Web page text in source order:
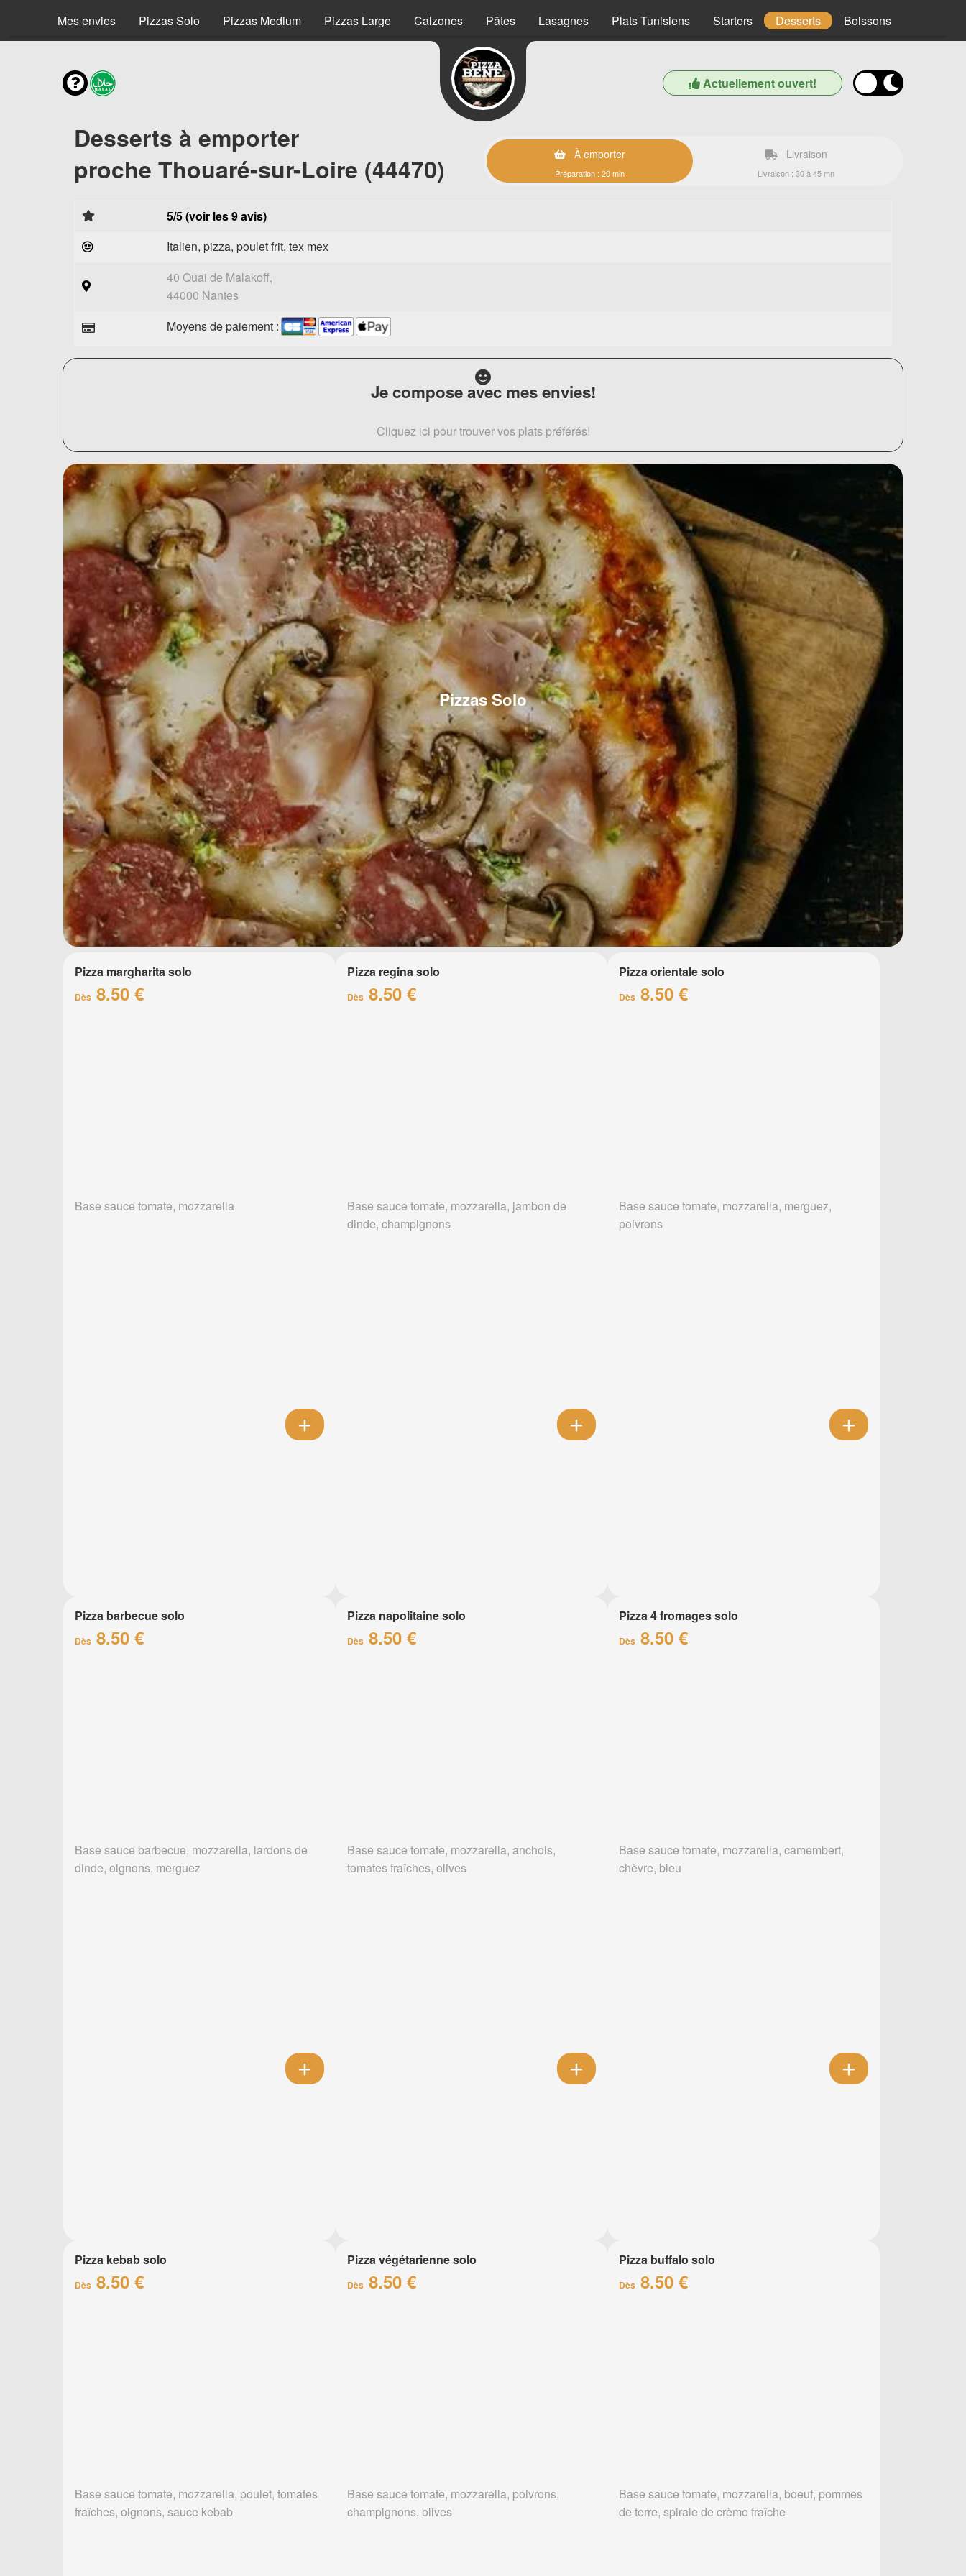
Mes envies Pizzas Solo Pizzas Medium Pizzas Large Calzones Pâtes Lasagnes Plats Tunisiens Starters Desserts Boissons
Actuellement ouvert!
Desserts à emporter
proche Thouaré-sur-Loire (44470)
À emporter
Préparation : 20 min
Livraison
Livraison : 30 à 45 mn
5/5 (voir les 9 avis)
Italien, pizza, poulet frit, tex mex
40 Quai de Malakoff,
44000 Nantes
Moyens de paiement :
Je compose avec mes envies!
Cliquez ici pour trouver vos plats préférés!
Pizzas Solo
Pizza margharita solo
Dès 8.50 €
Base sauce tomate, mozzarella
Pizza regina solo
Dès 8.50 €
Base sauce tomate, mozzarella, jambon de
dinde, champignons
Pizza orientale solo
Dès 8.50 €
Base sauce tomate, mozzarella, merguez,
poivrons
Pizza barbecue solo
Dès 8.50 €
Base sauce barbecue, mozzarella, lardons de
dinde, oignons, merguez
Pizza napolitaine solo
Dès 8.50 €
Base sauce tomate, mozzarella, anchois,
tomates fraîches, olives
Pizza 4 fromages solo
Dès 8.50 €
Base sauce tomate, mozzarella, camembert,
chèvre, bleu
Pizza kebab solo
Dès 8.50 €
Base sauce tomate, mozzarella, poulet, tomates
fraîches, oignons, sauce kebab
Pizza végétarienne solo
Dès 8.50 €
Base sauce tomate, mozzarella, poivrons,
champignons, olives
Pizza buffalo solo
Dès 8.50 €
Base sauce tomate, mozzarella, boeuf, pommes
de terre, spirale de crème fraîche